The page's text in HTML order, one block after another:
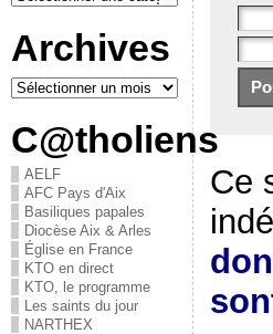
Archives
C@tholiens
AELF
AFC Pays d'Aix
Basiliques papales
Diocèse Aix & Arles
Église en France
KTO en direct
KTO, le programme
Les saints du jour
NARTHEX
Ce